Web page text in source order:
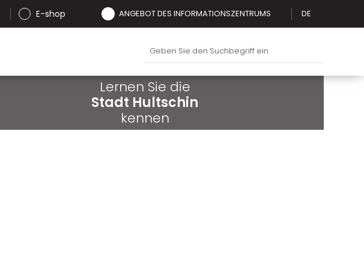
E-shop ANGEBOT DES INFORMATIONSZENTRUMS DE
Lernen Sie die
Stadt Hultschin
kennen